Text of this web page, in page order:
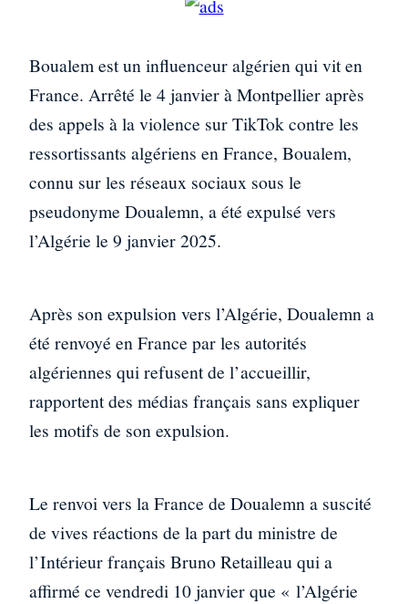
Boualem est un influenceur algérien qui vit en
France. Arrêté le 4 janvier à Montpellier après
des appels à la violence sur TikTok contre les
ressortissants algériens en France, Boualem,
connu sur les réseaux sociaux sous le
pseudonyme Doualemn, a été expulsé vers
l’Algérie le 9 janvier 2025.
Après son expulsion vers l’Algérie, Doualemn a
été renvoyé en France par les autorités
algériennes qui refusent de l’accueillir,
rapportent des médias français sans expliquer
les motifs de son expulsion.
Le renvoi vers la France de Doualemn a suscité
de vives réactions de la part du ministre de
l’Intérieur français Bruno Retailleau qui a
affirmé ce vendredi 10 janvier que « l’Algérie